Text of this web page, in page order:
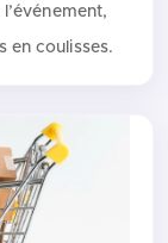
en coulisses.